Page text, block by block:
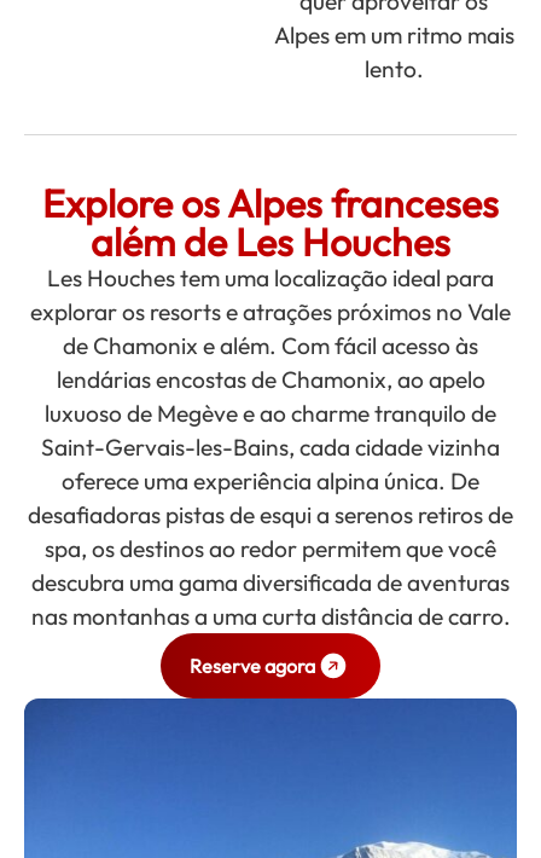
Alpes em um ritmo mais
lento.
Explore os Alpes franceses
além de Les Houches
Les Houches tem uma localização ideal para
explorar os resorts e atrações próximos no Vale
de Chamonix e além. Com fácil acesso às
lendárias encostas de Chamonix, ao apelo
luxuoso de Megève e ao charme tranquilo de
Saint-Gervais-les-Bains, cada cidade vizinha
oferece uma experiência alpina única. De
desafiadoras pistas de esqui a serenos retiros de
spa, os destinos ao redor permitem que você
descubra uma gama diversificada de aventuras
nas montanhas a uma curta distância de carro.
Reserve agora